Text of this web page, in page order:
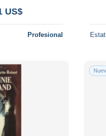
US$
Profesional